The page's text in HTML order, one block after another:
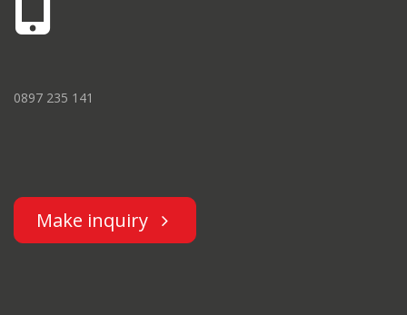
0897 235 141
Make inquiry